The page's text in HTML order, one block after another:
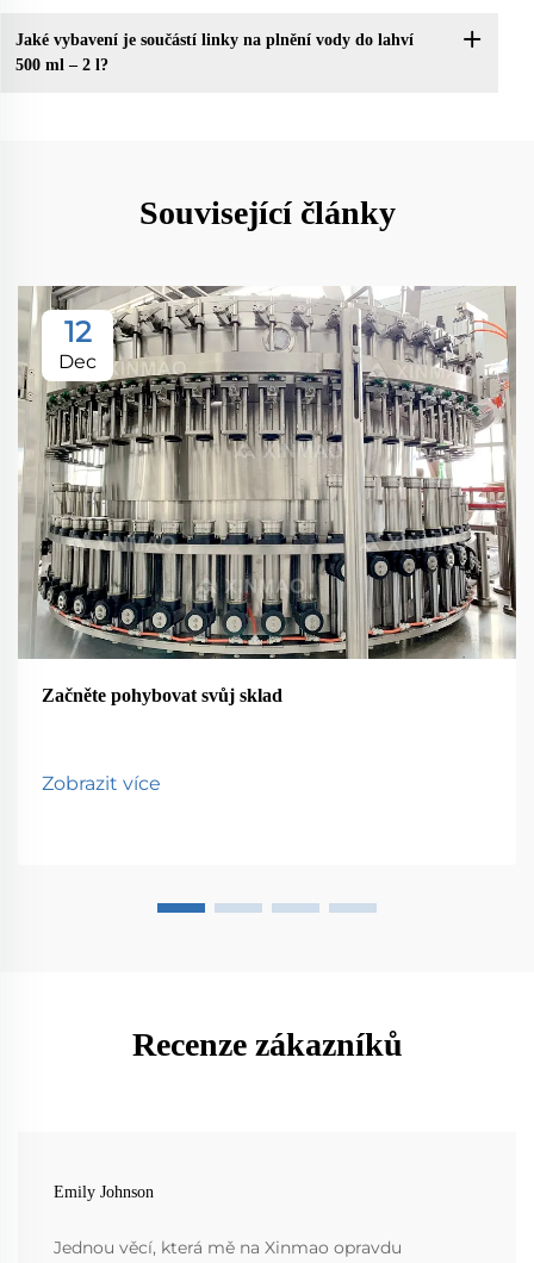
Jaké vybavení je součástí linky na plnění vody do lahví
500 ml – 2 l?
Související články
12
Dec
Začněte pohybovat svůj sklad
Zobrazit více
Recenze zákazníků
Emily Johnson
Jednou věcí, která mě na Xinmao opravdu